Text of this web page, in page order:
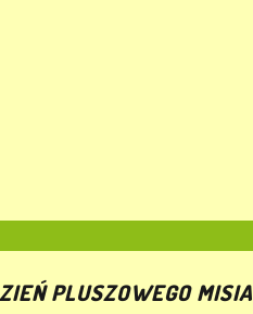
PLUSZOWEGO MISIA